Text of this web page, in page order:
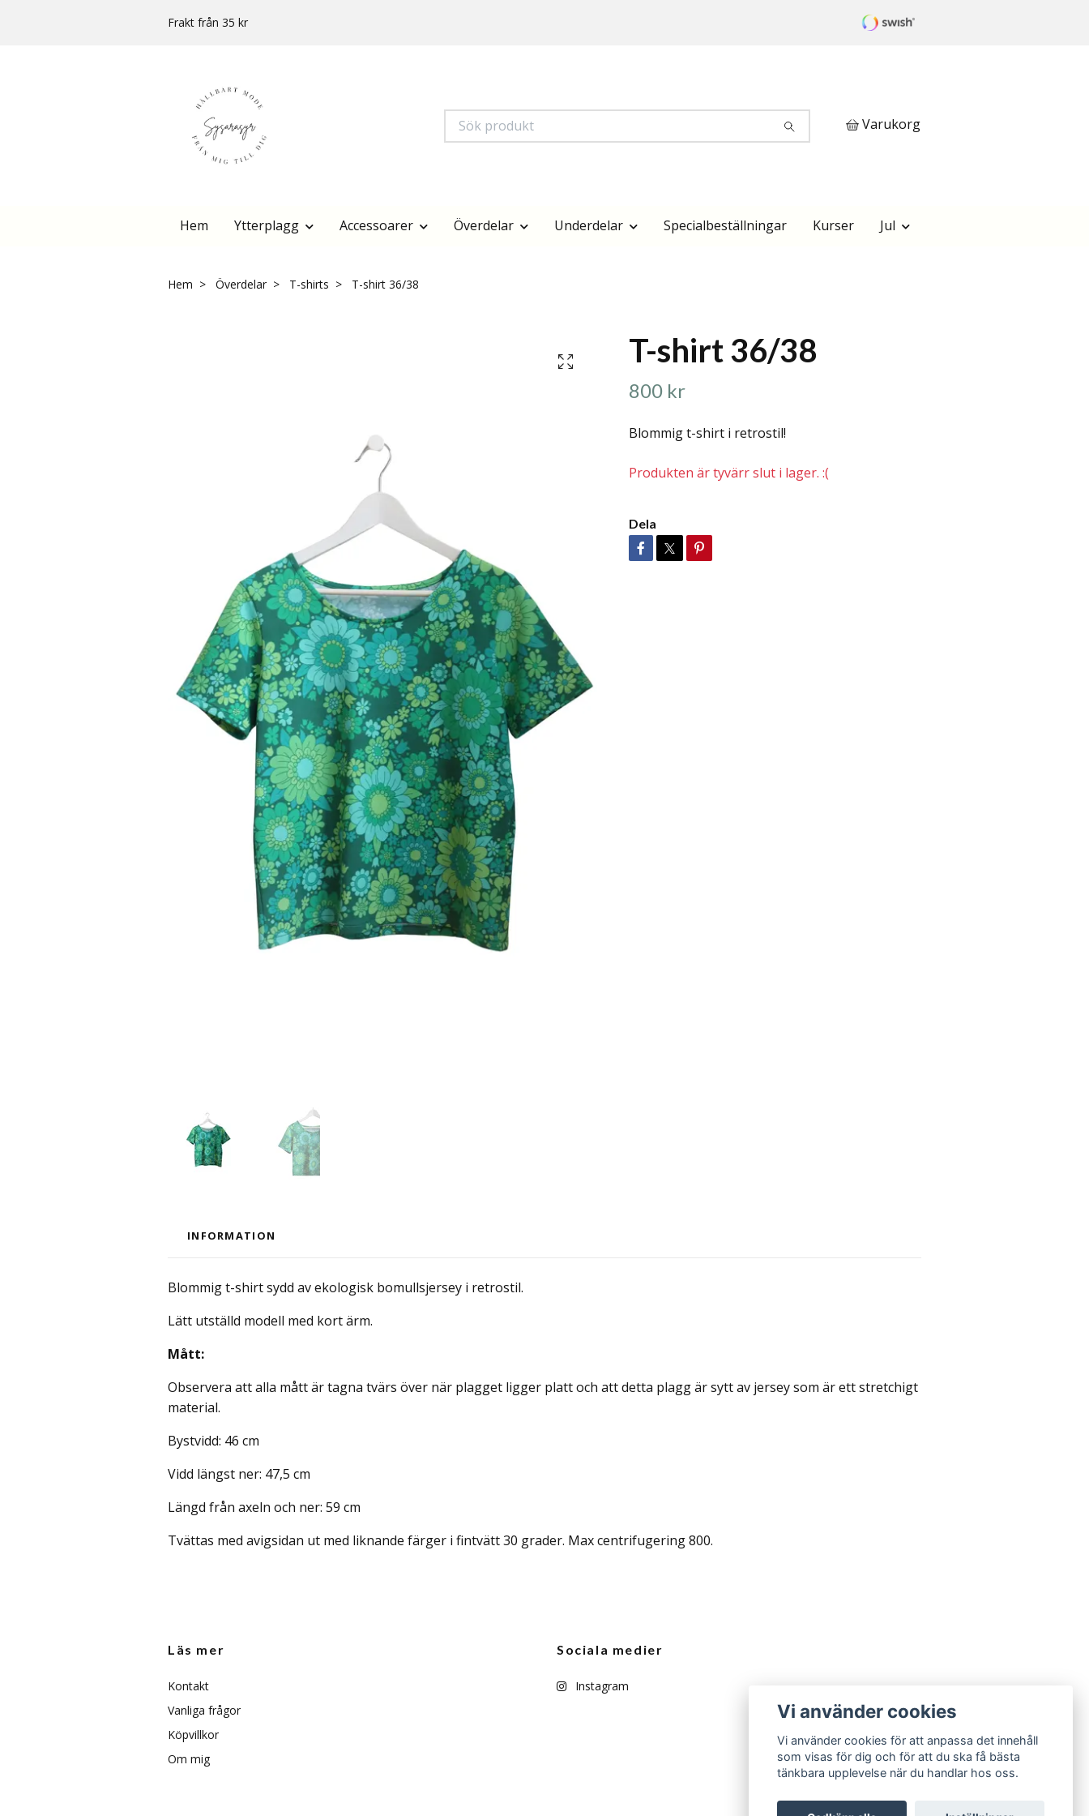
Frakt från 35 kr
Varukorg
Hem Ytterplagg Accessoarer Överdelar Underdelar Specialbeställningar Kurser Jul
Hem Överdelar T-shirts T-shirt 36/38
T-shirt 36/38
800 kr
Blommig t-shirt i retrostil!
Produkten är tyvärr slut i lager. :(
Dela
INFORMATION
Blommig t-shirt sydd av ekologisk bomullsjersey i retrostil.
Lätt utställd modell med kort ärm.
Mått:
Observera att alla mått är tagna tvärs över när plagget ligger platt och att detta plagg är sytt av jersey som är ett stretchigt
material.
Bystvidd: 46 cm
Vidd längst ner: 47,5 cm
Längd från axeln och ner: 59 cm
Tvättas med avigsidan ut med liknande färger i fintvätt 30 grader. Max centrifugering 800.
Läs mer
Kontakt
Vanliga frågor
Köpvillkor
Om mig
Sociala medier
Instagram
Vi använder cookies
Vi använder cookies för att anpassa det innehåll
som visas för dig och för att du ska få bästa
tänkbara upplevelse när du handlar hos oss.